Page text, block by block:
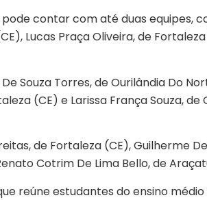
pode contar com até duas
Lucas Praça Oliveira, de
Souza Torres, de Ourilândia Do
(CE) e Larissa França Souza,
de Fortaleza (CE), Guilherme
Cotrim De Lima Bello, de
reúne estudantes do ensino